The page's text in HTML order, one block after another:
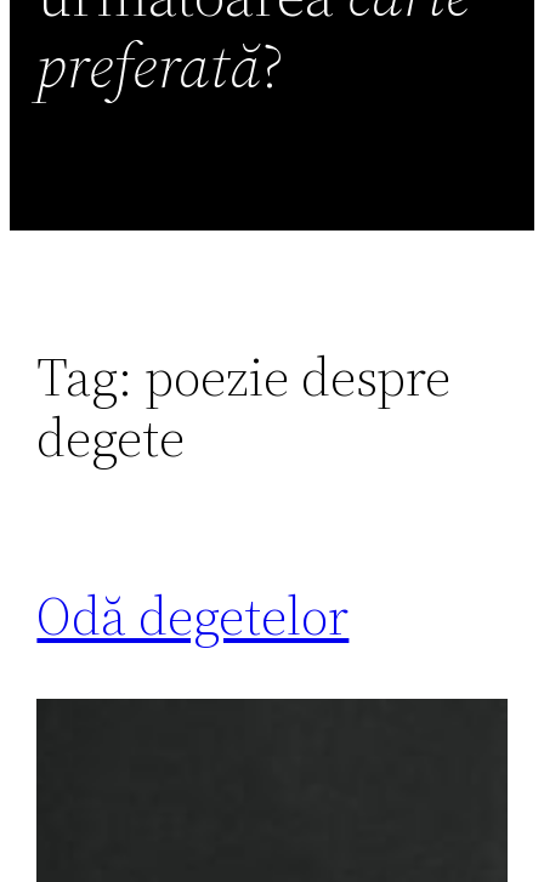
preferată?
Tag: poezie despre
degete
Odă degetelor